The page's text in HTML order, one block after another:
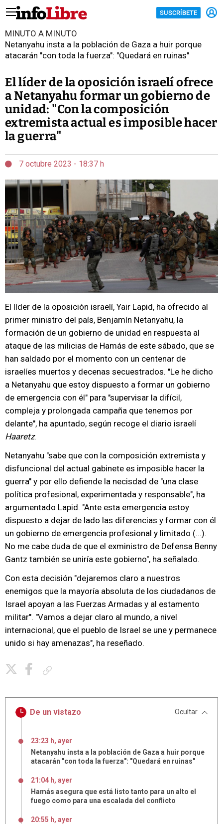
SUSCRÍBETE
MINUTO A MINUTO
Netanyahu insta a la población de Gaza a huir porque
atacarán "con toda la fuerza": "Quedará en ruinas"
El líder de la oposición israelí ofrece
a Netanyahu formar un gobierno de
unidad: "Con la composición
extremista actual es imposible hacer
la guerra"
7 octubre 2023 - 18:37 h
El líder de la oposición israelí, Yair Lapid, ha ofrecido al
primer ministro del país, Benjamín Netanyahu, la
formación de un gobierno de unidad en respuesta al
ataque de las milicias de Hamás de este sábado, que se
han saldado por el momento con un centenar de
israelíes muertos y decenas secuestrados. "Le he dicho
a Netanyahu que estoy dispuesto a formar un gobierno
de emergencia con él" para "supervisar la difícil,
compleja y prolongada campaña que tenemos por
delante", ha apuntado, según recoge el diario israelí
Haaretz.
Netanyahu "sabe que con la composición extremista y
disfuncional del actual gabinete es imposible hacer la
guerra" y por ello defiende la necisdad de "una clase
política profesional, experimentada y responsable", ha
argumentado Lapid. "Ante esta emergencia estoy
dispuesto a dejar de lado las diferencias y formar con él
un gobierno de emergencia profesional y limitado (...).
No me cabe duda de que el exministro de Defensa Benny
Gantz también se uniría este gobierno", ha señalado.
Con esta decisión "dejaremos claro a nuestros
enemigos que la mayoría absoluta de los ciudadanos de
Israel apoyan a las Fuerzas Armadas y al estamento
militar". "Vamos a dejar claro al mundo, a nivel
internacional, que el pueblo de Israel se une y permanece
unido si hay amenazas", ha reseñado.
De un vistazo Ocultar
23:23 h, ayer
Netanyahu insta a la población de Gaza a huir porque
atacarán "con toda la fuerza": "Quedará en ruinas"
21:04 h, ayer
Hamás asegura que está listo tanto para un alto el
fuego como para una escalada del conflicto
20:55 h, ayer